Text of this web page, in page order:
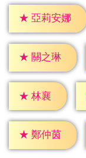
★ 亞莉安娜
★ 關之琳
★ 林襄
★ 鄭仲茵